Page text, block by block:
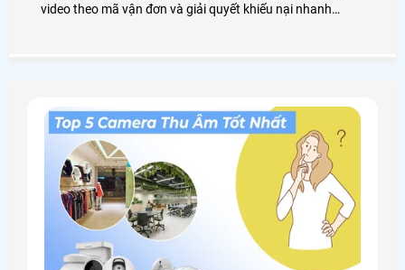
video theo mã vận đơn và giải quyết khiếu nại nhanh